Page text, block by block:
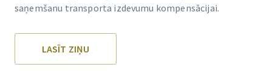
saņemšanu transporta izdevumu kompensācijai.
LASĪT ZIŅU